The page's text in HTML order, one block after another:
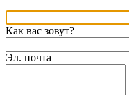
Как вас зовут?
Эл. почта